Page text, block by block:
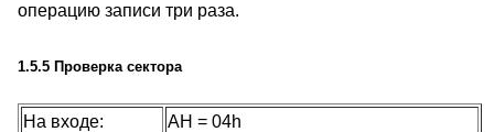
операцию записи три раза.
1.5.5 Проверка сектора
На входе:
AH = 04h